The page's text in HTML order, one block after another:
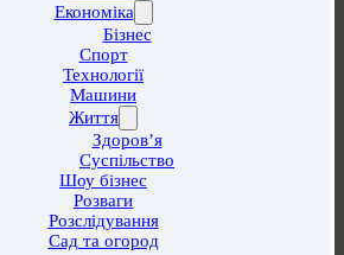
Економіка
Бізнес
Спорт
Технології
Машини
Життя
Здоров’я
Суспільство
Шоу бізнес
Розваги
Розслідування
Сад та огород